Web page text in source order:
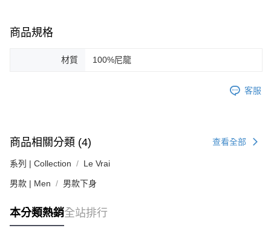
任。
４．使用「AFTEE先享後付」時，將依據個別帳號之用戶狀況，依本公司即
請求用戶進行身份認證。
商品規格
材質 100%尼龍
客服
商品相關分類 (4) 查看全部
系列 | Collection Le Vrai
男款 | Men 男款下身
本分類熱銷全站排行